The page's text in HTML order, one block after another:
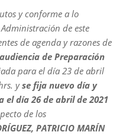
y conforme a lo
de este
de agenda y razones de
audiencia de Preparación
para el día 23 de abril
yse fija nuevo día y
día 26 de abril de 2021
de los
PATRICIO MARÍN